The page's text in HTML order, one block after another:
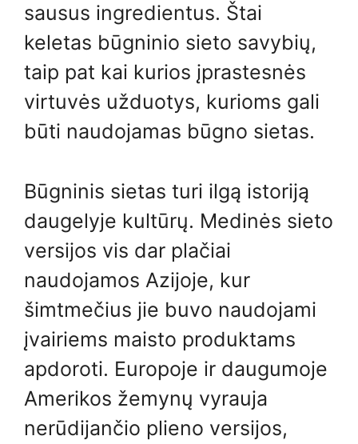
sausus ingredientus. Štai
keletas būgninio sieto savybių,
taip pat kai kurios įprastesnės
virtuvės užduotys, kurioms gali
būti naudojamas būgno sietas.
Būgninis sietas turi ilgą istoriją
daugelyje kultūrų. Medinės sieto
versijos vis dar plačiai
naudojamos Azijoje, kur
šimtmečius jie buvo naudojami
įvairiems maisto produktams
apdoroti. Europoje ir daugumoje
Amerikos žemynų vyrauja
nerūdijančio plieno versijos,